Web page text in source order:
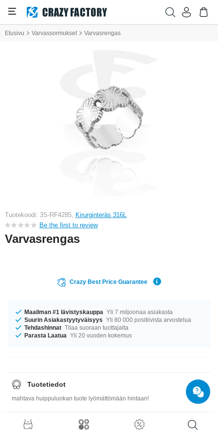
Etusivu Varvassormukset Varvasrengas
Tuotekoodi: 3S-RF4285, Kirurginteräs 316L
Be the first to review
Varvasrengas
Crazy Best Price Guarantee
Maailman #1 lävistyskauppa Yli 7 miljoonaa asiakasta
Suurin Asiakastyytyväisyys Yli 80 000 positiivista arvostelua
Tehdashinnat Tilaa suoraan tuottajalta
Parasta Laatua Yli 20 vuoden kokemus
Tuotetiedot
mahtava huippuluokan tuote lyömättömään hintaan!
Koko-opas